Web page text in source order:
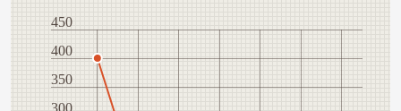
300
350
400
450